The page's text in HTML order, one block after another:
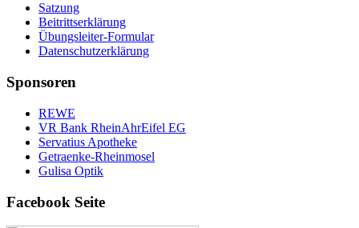
Satzung
Beitrittserklärung
Übungsleiter-Formular
Datenschutzerklärung
Sponsoren
REWE
VR Bank RheinAhrEifel EG
Servatius Apotheke
Getraenke-Rheinmosel
Gulisa Optik
Facebook Seite